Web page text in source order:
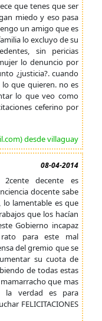
que tenes que ser
miedo y eso pasa
un amigo que es
lo excluyo de su
sin pericias
lo denuncio por
¿justicia?. cuando
que quieren. no es
lo que veo como
ceferino por
desde villaguay
08-04-2014
decente es
docente sabe
lo lamentable es que
que los hacían
Gobierno incapaz
para este mal
del gremio que se
su cuota de
de todas estas
que mas
la verdad es para
FELICITACIONES